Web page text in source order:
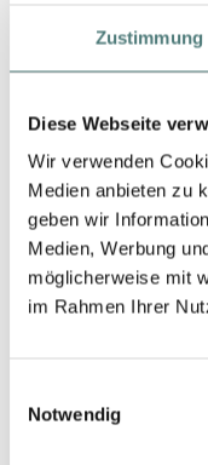
Zustimmung
Diese Webseite
Wir verwenden
Medien anbieten zu
geben wir
Medien, Werbung
möglicherweise mit
im Rahmen Ihrer
Notwendig